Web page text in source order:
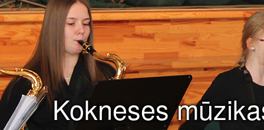
Kokneses